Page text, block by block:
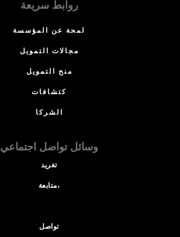
روابط سريعة
لمحة عن المؤسسة
مجالات التمويل
منح التمويل
كتشافات
الشركا
وسائل تواصل اجتماعي
تغريد
متابعة،
تواصل